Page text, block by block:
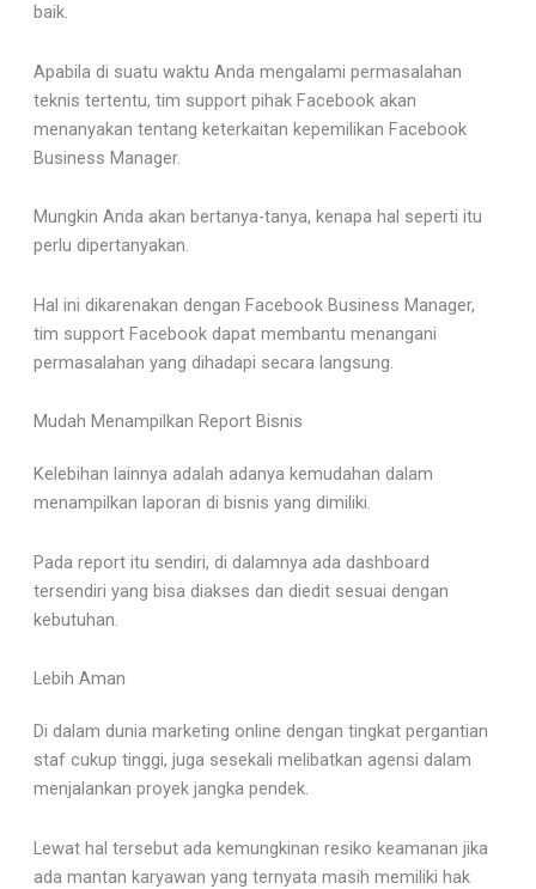
baik.
Apabila di suatu waktu Anda mengalami permasalahan
teknis tertentu, tim support pihak Facebook akan
menanyakan tentang keterkaitan kepemilikan Facebook
Business Manager.
Mungkin Anda akan bertanya-tanya, kenapa hal seperti itu
perlu dipertanyakan.
Hal ini dikarenakan dengan Facebook Business Manager,
tim support Facebook dapat membantu menangani
permasalahan yang dihadapi secara langsung.
Mudah Menampilkan Report Bisnis
Kelebihan lainnya adalah adanya kemudahan dalam
menampilkan laporan di bisnis yang dimiliki.
Pada report itu sendiri, di dalamnya ada dashboard
tersendiri yang bisa diakses dan diedit sesuai dengan
kebutuhan.
Lebih Aman
Di dalam dunia marketing online dengan tingkat pergantian
staf cukup tinggi, juga sesekali melibatkan agensi dalam
menjalankan proyek jangka pendek.
Lewat hal tersebut ada kemungkinan resiko keamanan jika
ada mantan karyawan yang ternyata masih memiliki hak